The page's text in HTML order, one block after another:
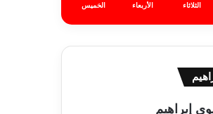
الثلاثاء الأربعاء الخميس
إبراهيم